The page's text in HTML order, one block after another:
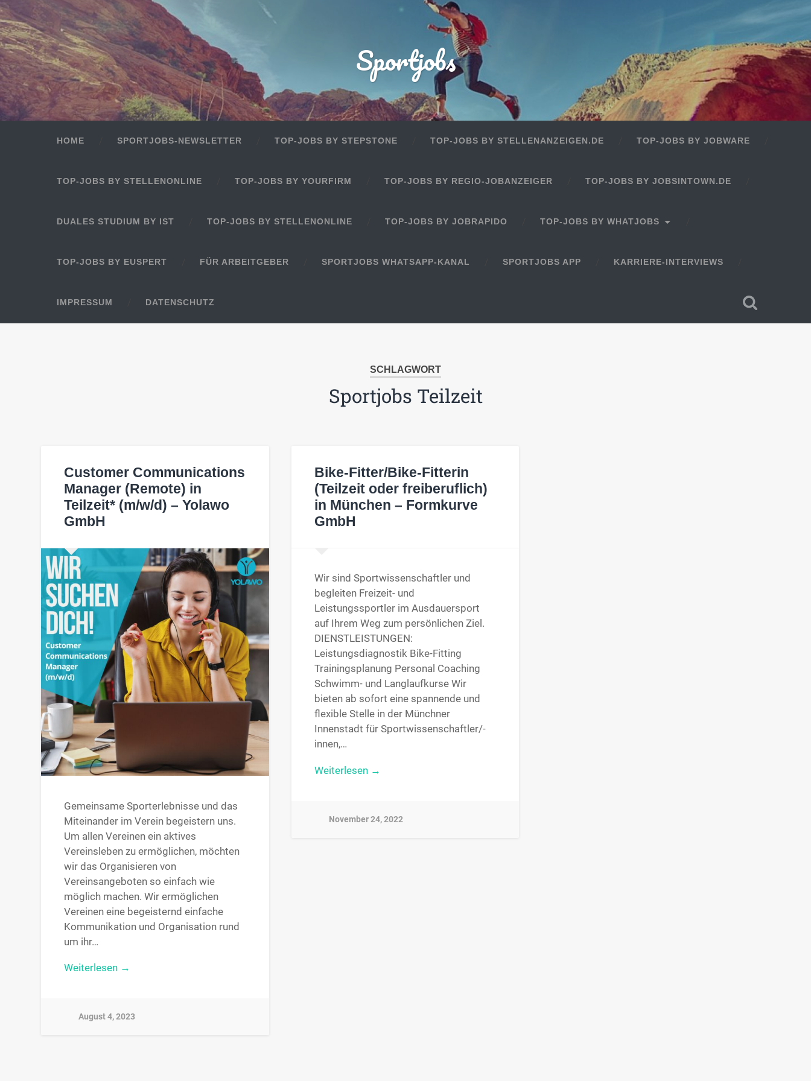
Sportjobs
HOME SPORTJOBS-NEWSLETTER TOP-JOBS BY STEPSTONE TOP-JOBS BY STELLENANZEIGEN.DE TOP-JOBS BY JOBWARE
TOP-JOBS BY STELLENONLINE TOP-JOBS BY YOURFIRM TOP-JOBS BY REGIO-JOBANZEIGER TOP-JOBS BY JOBSINTOWN.DE
DUALES STUDIUM BY IST TOP-JOBS BY STELLENONLINE TOP-JOBS BY JOBRAPIDO TOP-JOBS BY WHATJOBS
TOP-JOBS BY EUSPERT FÜR ARBEITGEBER SPORTJOBS WHATSAPP-KANAL SPORTJOBS APP KARRIERE-INTERVIEWS
IMPRESSUM DATENSCHUTZ
SCHLAGWORT
Sportjobs Teilzeit
Customer Communications
Manager (Remote) in
Teilzeit* (m/w/d) – Yolawo
GmbH
Gemeinsame Sporterlebnisse und das
Miteinander im Verein begeistern uns.
Um allen Vereinen ein aktives
Vereinsleben zu ermöglichen, möchten
wir das Organisieren von
Vereinsangeboten so einfach wie
möglich machen. Wir ermöglichen
Vereinen eine begeisternd einfache
Kommunikation und Organisation rund
um ihr…
Weiterlesen →
August 4, 2023
Bike-Fitter/Bike-Fitterin
(Teilzeit oder freiberuflich)
in München – Formkurve
GmbH
Wir sind Sportwissenschaftler und
begleiten Freizeit- und
Leistungssportler im Ausdauersport
auf Ihrem Weg zum persönlichen Ziel.
DIENSTLEISTUNGEN:
Leistungsdiagnostik Bike-Fitting
Trainingsplanung Personal Coaching
Schwimm- und Langlaufkurse Wir
bieten ab sofort eine spannende und
flexible Stelle in der Münchner
Innenstadt für Sportwissenschaftler/-
innen,…
Weiterlesen →
November 24, 2022